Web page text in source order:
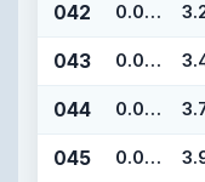
042 0.070
043 0.070
044 0.070
045 0.070